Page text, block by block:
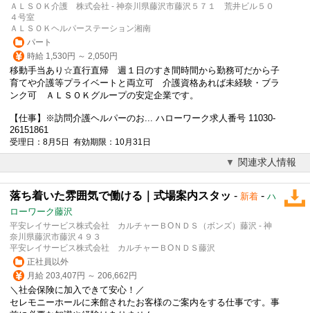
ＡＬＳＯＫ介護 株式会社 - 神奈川県藤沢市藤沢５７１ 荒井ビル５０
４号室
ＡＬＳＯＫヘルパーステーション湘南
パート
時給 1,530円 ～ 2,050円
移動手当あり☆直行直帰 週１日のすき間時間から勤務可だから子
育てや介護等プライベートと両立可 介護資格あれば未経験・ブラ
ンク可 ＡＬＳＯＫグループの安定企業です。
【仕事】※訪問介護ヘルパーのお... ハローワーク求人番号 11030-
26151861
受理日：8月5日 有効期限：10月31日
関連求人情報
落ち着いた雰囲気で働ける｜式場案内スタッ - 新着 - ハ
ローワーク藤沢
平安レイサービス株式会社 カルチャーＢОＮＤＳ（ボンズ）藤沢 - 神
奈川県藤沢市藤沢４９３
平安レイサービス株式会社 カルチャーＢОＮＤＳ藤沢
正社員以外
月給 203,407円 ～ 206,662円
＼社会保険に加入できて安心！／
セレモニーホールに来館されたお客様のご案内をする仕事です。事